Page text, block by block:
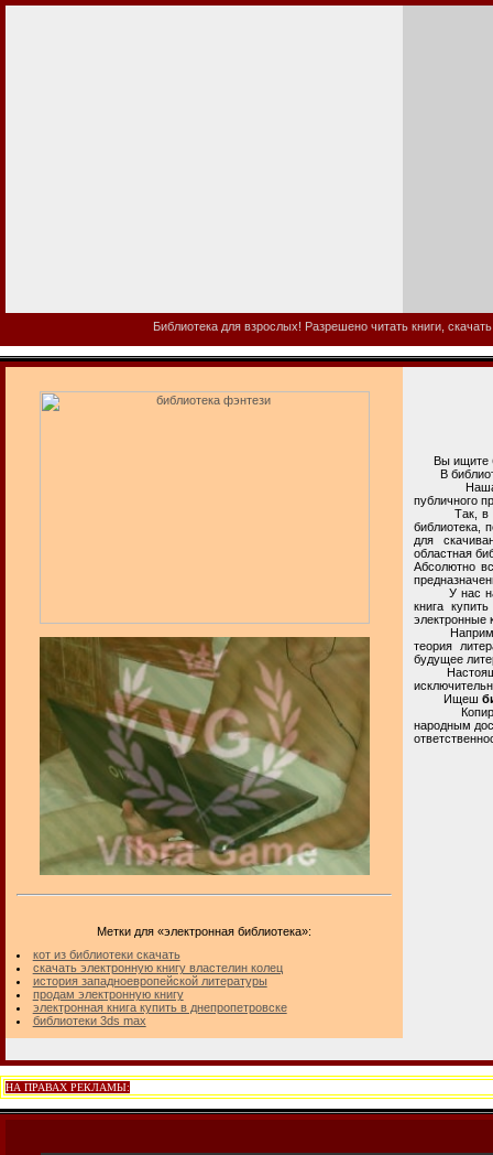
Библиотека для взрослых! Разрешено читать книги,
Метки для «электронная библиотека»:
кот из библиотеки скачать
скачать электронную книгу властелин колец
история западноевропейской литературы
продам электронную книгу
электронная книга купить в днепропетровске
библиотеки 3ds max
Вы ищите
В
Наша
публичного
Так, в
библиотека,
для
областная
Абсолютно
У нас на
книга
электронные
Например,
теория
будущее
Настоящая
Ищеш
народным
НА ПРАВАХ РЕКЛАМЫ: